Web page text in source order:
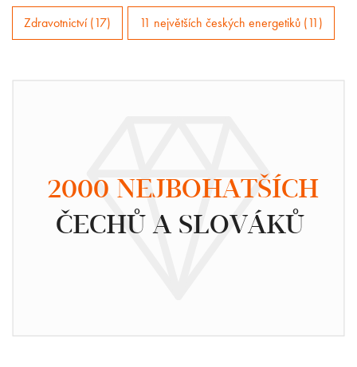
Zdravotnictví (17) 11 největších českých energetiků (11)
2000 NEJBOHATŠÍCH
ČECHŮ A SLOVÁKŮ